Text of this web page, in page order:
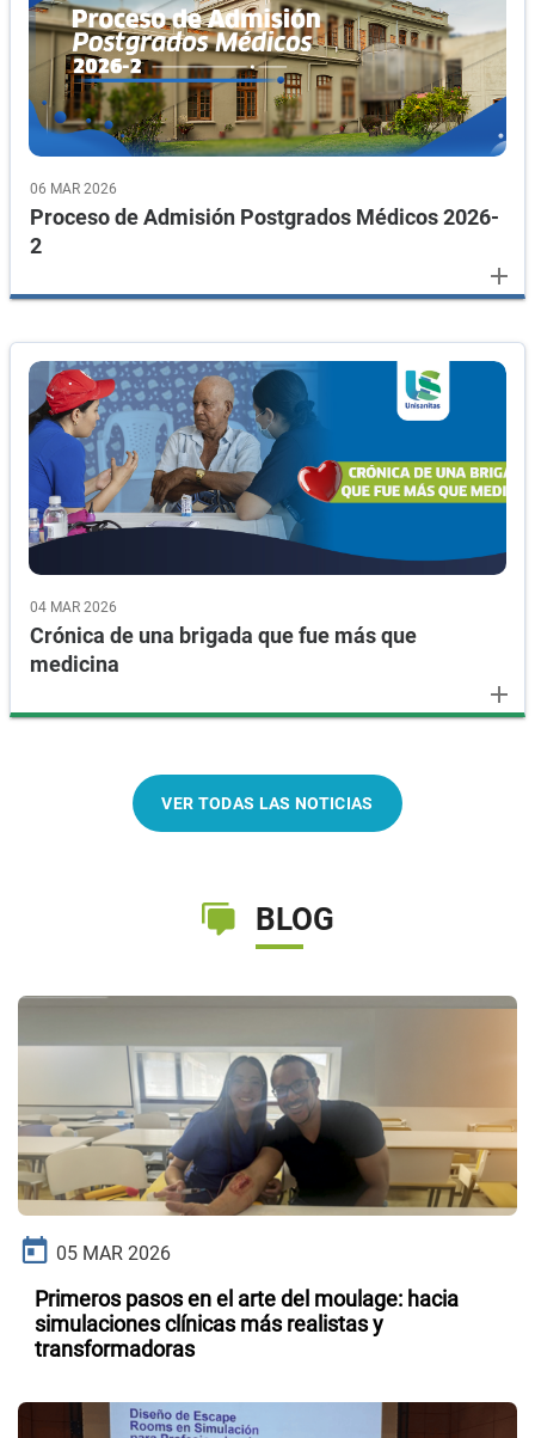
06 MAR 2026
Proceso de Admisión Postgrados Médicos 2026-
2
add
04 MAR 2026
Crónica de una brigada que fue más que
medicina
add
VER TODAS LAS NOTICIAS
BLOG
05 MAR 2026
Primeros pasos en el arte del moulage: hacia
simulaciones clínicas más realistas y
transformadoras